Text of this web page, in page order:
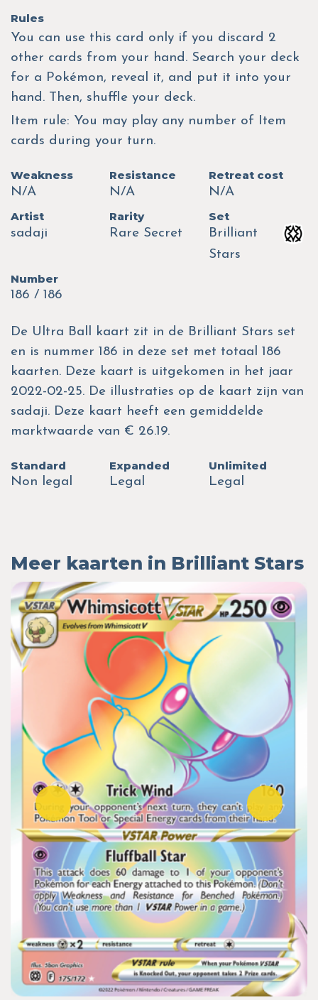
Rules
You can use this card only if you discard 2
other cards from your hand. Search your deck
for a Pokémon, reveal it, and put it into your
hand. Then, shuffle your deck.
Item rule: You may play any number of Item
cards during your turn.
Weakness
N/A
Resistance
N/A
Retreat cost
N/A
Artist
sadaji
Rarity
Rare Secret
Set
Brilliant
Stars
Number
186 / 186
De Ultra Ball kaart zit in de Brilliant Stars set
en is nummer 186 in deze set met totaal 186
kaarten. Deze kaart is uitgekomen in het jaar
2022-02-25. De illustraties op de kaart zijn van
sadaji. Deze kaart heeft een gemiddelde
marktwaarde van € 26.19.
Standard
Non legal
Expanded
Legal
Unlimited
Legal
Meer kaarten in Brilliant Stars